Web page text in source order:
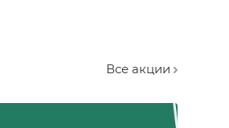
Все акции